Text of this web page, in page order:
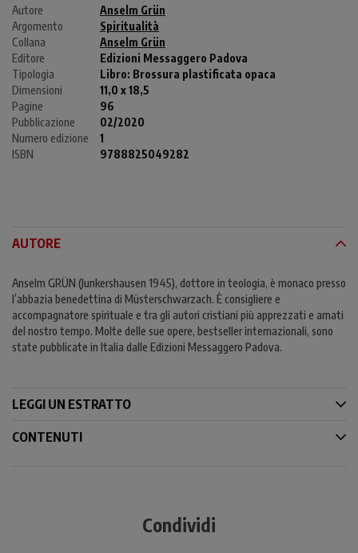
Autore
Anselm Grün
Argomento
Spiritualità
Collana
Anselm Grün
Editore
Edizioni Messaggero Padova
Tipologia
Libro: Brossura plastificata opaca
Dimensioni
11,0 x 18,5
Pagine
96
Pubblicazione
02/2020
Numero edizione
1
ISBN
9788825049282
AUTORE
Anselm GRÜN (Junkershausen 1945), dottore in teologia, è monaco presso
l’abbazia benedettina di Müsterschwarzach. È consigliere e
accompagnatore spirituale e tra gli autori cristiani più apprezzati e amati
del nostro tempo. Molte delle sue opere, bestseller internazionali, sono
state pubblicate in Italia dalle Edizioni Messaggero Padova.
LEGGI UN ESTRATTO
CONTENUTI
Condividi